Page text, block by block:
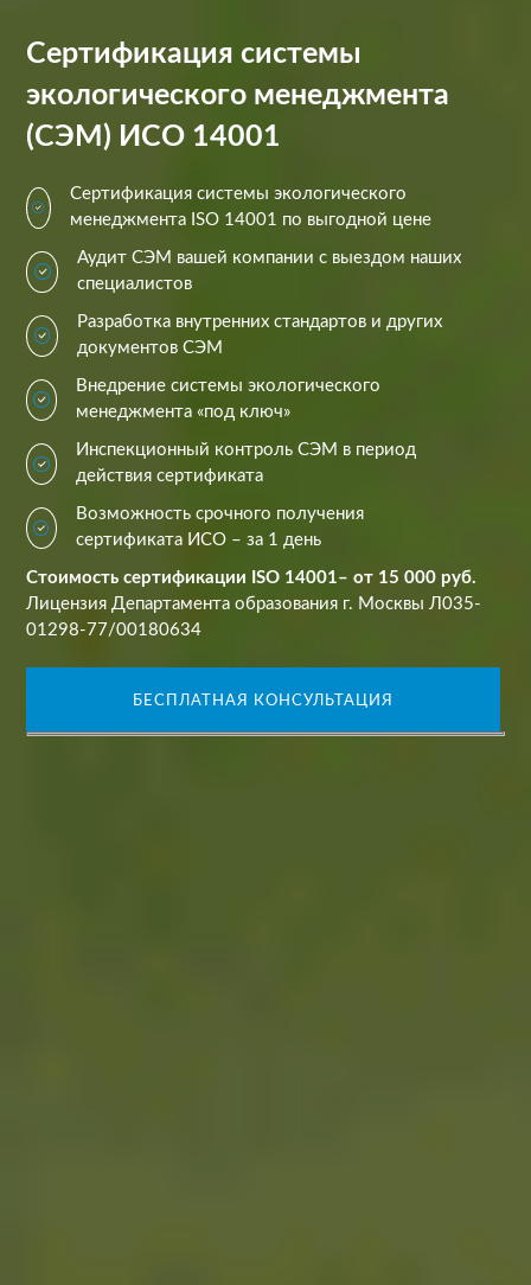
Сертификация системы
экологического менеджмента
(СЭМ) ИСО 14001
Сертификация системы экологического
менеджмента ISO 14001 по выгодной цене
Аудит СЭМ вашей компании с выездом наших
специалистов
Разработка внутренних стандартов и других
документов СЭМ
Внедрение системы экологического
менеджмента «под ключ»
Инспекционный контроль СЭМ в период
действия сертификата
Возможность срочного получения
сертификата ИСО – за 1 день
Стоимость сертификации ISO 14001– от 15 000 руб.
Лицензия Департамента образования г. Москвы Л035-
01298-77/00180634
БЕСПЛАТНАЯ КОНСУЛЬТАЦИЯ